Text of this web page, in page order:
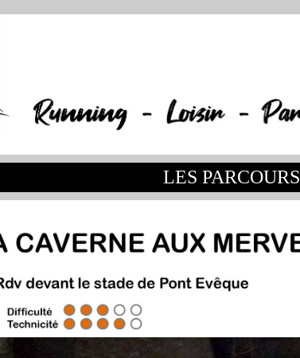
LES PARCOURS